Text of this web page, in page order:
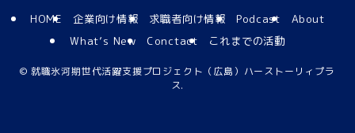
HOME 企業向け情報 求職者向け情報 Podcast
About
What’s New
Conctact これまでの活動
© 就職氷河期世代活躍支援プロジェクト（広島）ハーストーリィプラ
ス.